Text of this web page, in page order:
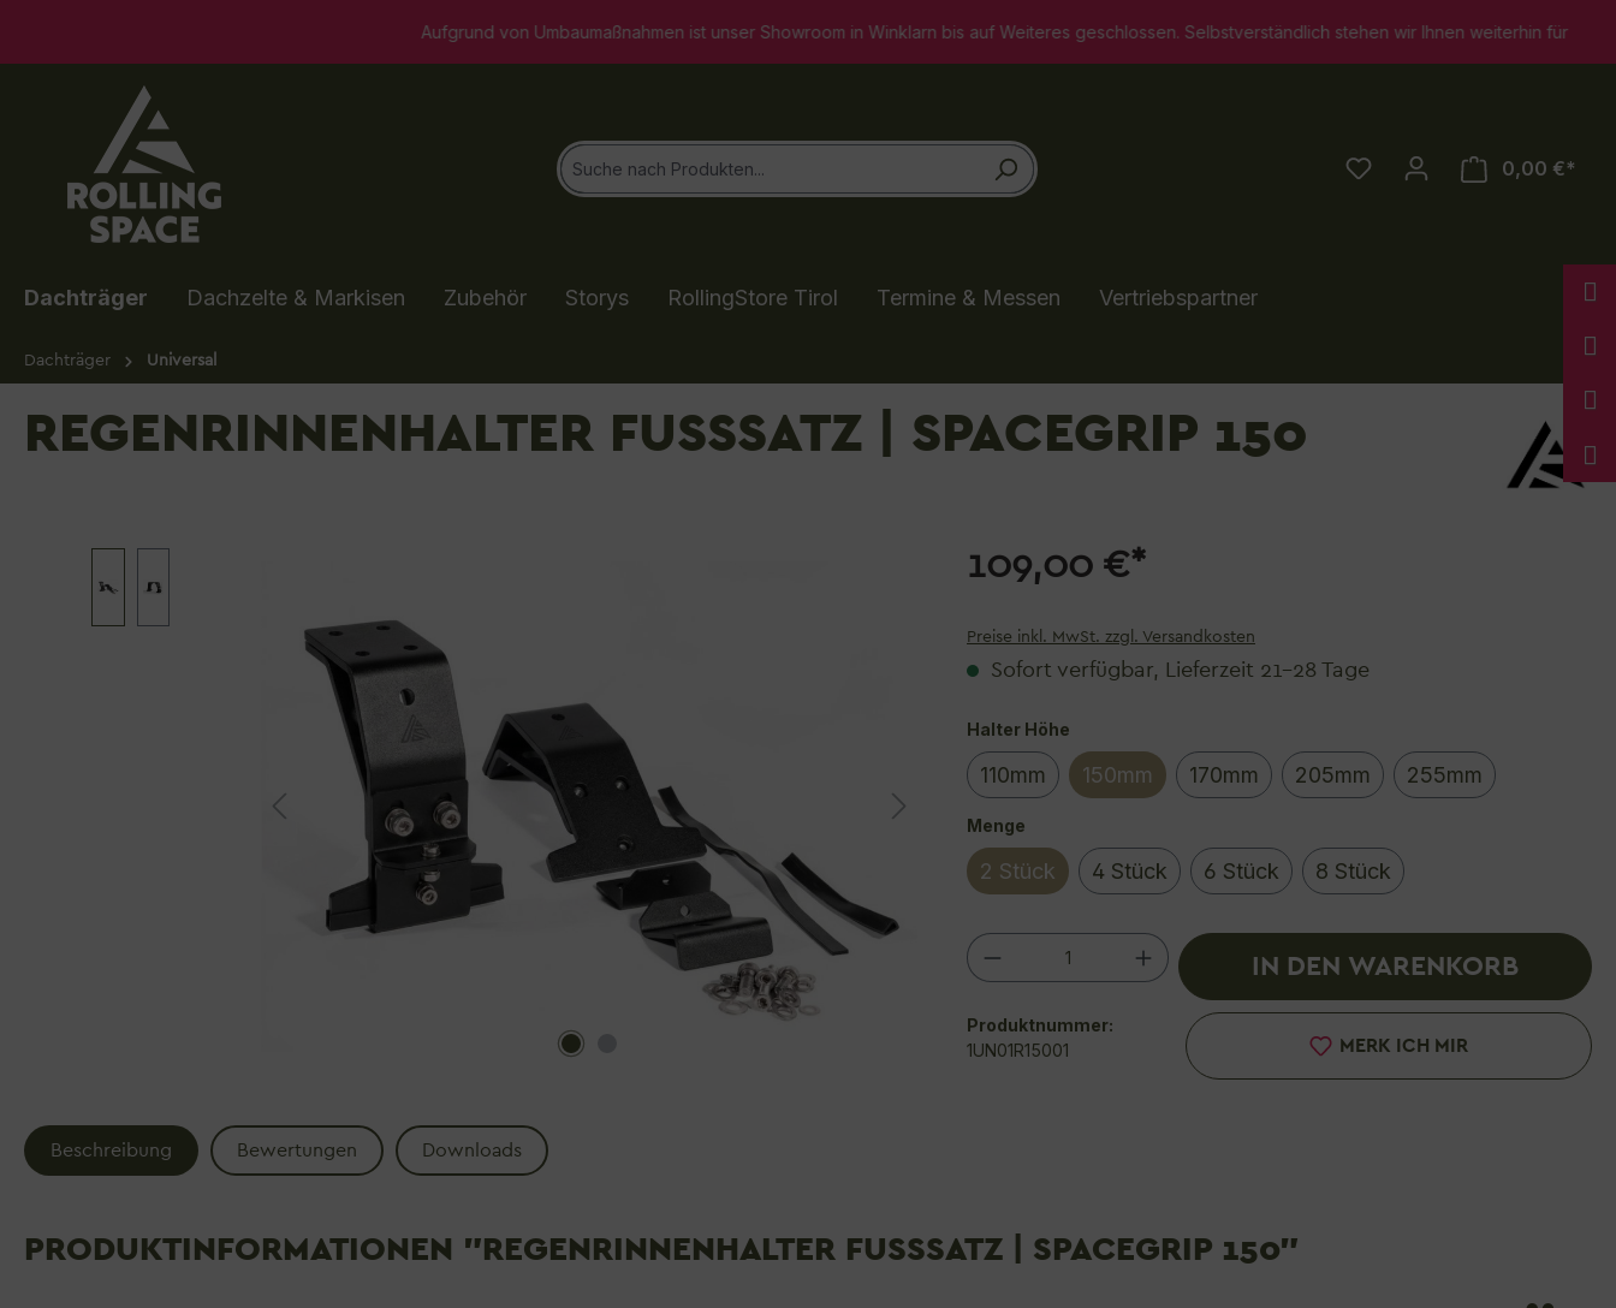
Aufgrund von Umbaumaßnahmen ist unser Showroom in Winklarn bis auf Weiteres geschlossen. Selbstverständlich stehen wir Ihnen weiterhin für persönliche
0,00 €*
Dachträger Dachzelte & Markisen Zubehör Storys RollingStore Tirol Termine & Messen Vertriebspartner
Dachträger Universal
REGENRINNENHALTER FUSSSATZ | SPACEGRIP 150
109,00 €*
Preise inkl. MwSt. zzgl. Versandkosten
Sofort verfügbar, Lieferzeit 21–28 Tage
Halter Höhe
110mm 150mm 170mm 205mm 255mm
Menge
2 Stück 4 Stück 6 Stück 8 Stück
Produkt Anzahl: Gib den gewünschten Wert
IN DEN WARENKORB
MERK ICH MIR
Produktnummer:
1UN01R15001
Beschreibung Bewertungen Downloads
PRODUKTINFORMATIONEN "REGENRINNENHALTER FUSSSATZ | SPACEGRIP 150"